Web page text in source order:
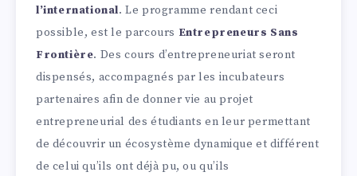
l’international. Le programme rendant ceci
possible, est le parcours Entrepreneurs Sans
Frontière. Des cours d’entrepreneuriat seront
dispensés, accompagnés par les incubateurs
partenaires afin de donner vie au projet
entrepreneurial des étudiants en leur permettant
de découvrir un écosystème dynamique et différent
de celui qu’ils ont déjà pu, ou qu’ils